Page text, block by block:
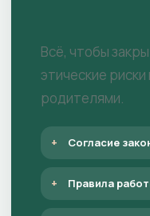
Всё, чтобы
этические
родителями.
Согласие
Правила